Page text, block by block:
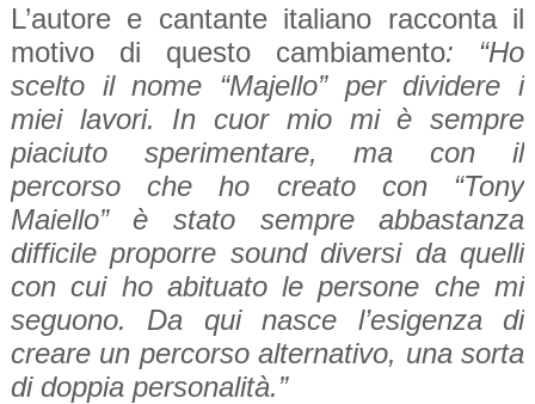
L’autore e cantante italiano racconta il
motivo di questo cambiamento: “Ho
scelto il nome “Majello” per dividere i
miei lavori. In cuor mio mi è sempre
piaciuto sperimentare, ma con il
percorso che ho creato con “Tony
Maiello” è stato sempre abbastanza
difficile proporre sound diversi da quelli
con cui ho abituato le persone che mi
seguono. Da qui nasce l’esigenza di
creare un percorso alternativo, una sorta
di doppia personalità.”